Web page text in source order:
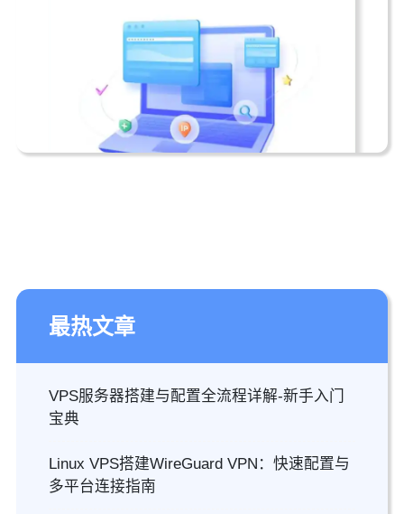
最热文章
VPS服务器搭建与配置全流程详解-新手入门
宝典
Linux VPS搭建WireGuard VPN：快速配置与
多平台连接指南